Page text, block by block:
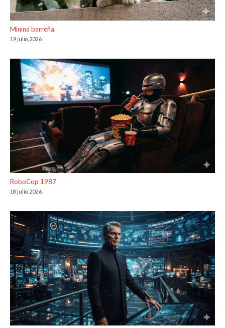
Minina barreña
19 julio, 2026
RoboCop 1987
18 julio, 2026